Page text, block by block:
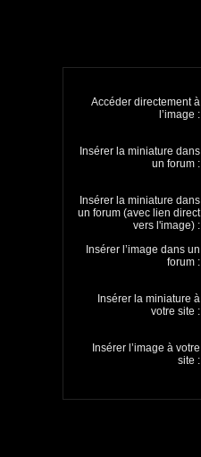
Accéder directement à
l’image :
Insérer la miniature dans
un forum :
Insérer la miniature dans
un forum (avec lien direct
vers l'image) :
Insérer l’image dans un
forum :
Insérer la miniature à
votre site :
Insérer l’image à votre
site :